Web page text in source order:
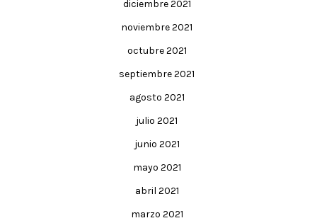
diciembre 2021
noviembre 2021
octubre 2021
septiembre 2021
agosto 2021
julio 2021
junio 2021
mayo 2021
abril 2021
marzo 2021